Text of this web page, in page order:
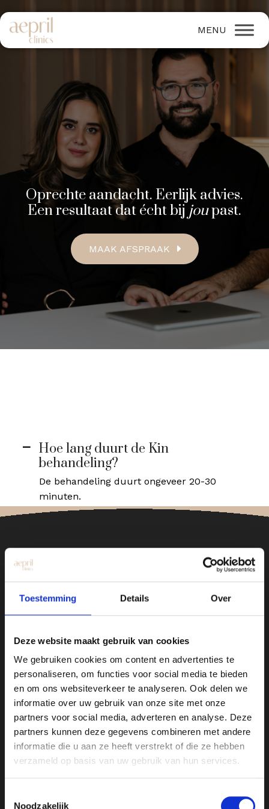
Toestemming Details Over
Deze website maakt gebruik van cookies
We gebruiken cookies om content en advertenties te
personaliseren, om functies voor social media te bieden
en om ons websiteverkeer te analyseren. Ook delen we
informatie over uw gebruik van onze site met onze
partners voor social media, adverteren en analyse. Deze
partners kunnen deze gegevens combineren met andere
informatie die u aan ze heeft verstrekt of die ze hebben
verzameld op basis van uw gebruik van hun services.
Noodzakelijk
Oprechte aandacht. Eerlijk advies.
Een resultaat dat écht bij joupast.
MAAK AFSPRAAK
A
Hoe lang duurt de Kin
behandeling?
De behandeling duurt ongeveer 20-30
minuten.
Drienerstraat 41
Kliniek Utrecht
Amsterdamsestraatweg 717-719
Over Aepril
Bij Aepril Clinics combineren we expertise
met een persoonlijke aanpak om jouw